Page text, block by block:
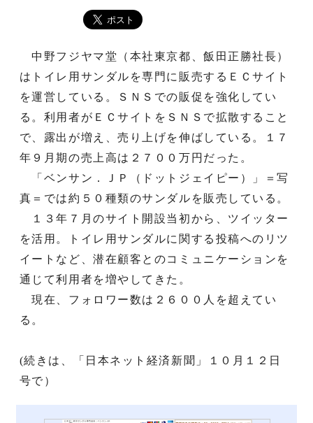
中野フジヤマ堂（本社東京都、飯田正勝社長）
はトイレ用サンダルを専門に販売するＥＣサイト
を運営している。ＳＮＳでの販促を強化してい
る。利用者がＥＣサイトをＳＮＳで拡散すること
で、露出が増え、売り上げを伸ばしている。１７
年９月期の売上高は２７００万円だった。
「ベンサン．ＪＰ（ドットジェイピー）」＝写
真＝では約５０種類のサンダルを販売している。
１３年７月のサイト開設当初から、ツイッター
を活用。トイレ用サンダルに関する投稿へのリツ
イートなど、潜在顧客とのコミュニケーションを
通じて利用者を増やしてきた。
現在、フォロワー数は２６００人を超えてい
る。
(続きは、「日本ネット経済新聞」１０月１２日
号で）